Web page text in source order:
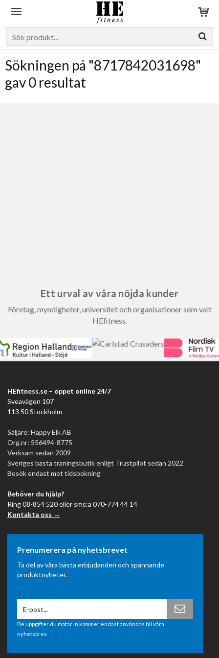
Sökningen på "8717842031698"
gav 0 resultat
Ett urval av våra nöjda kunder
Företag, myndigheter, universitet och organisationer som valt
HEfitness.
HEfitness.se – öppet online 24/7
Sveavägen 107
113 50 Stockholm
Säljare: Happy Elk AB
Org.nr: 556494-8775
Verksam sedan 2009
Sveriges bästa träningsbutik enligt Trustpilot sedan 2022
Besök endast mot tidsbokning
Behöver du hjälp?
Ring 08-854 520 eller sms:a 070-774 44 14
Kontakta oss →
Prenumerera på nyhetsbrevet
Ta del av våra bästa erbjudanden och spännande
produktnyheter.
De uppgifter du matar in kommer endast användas till våra
nyhetsbrev.